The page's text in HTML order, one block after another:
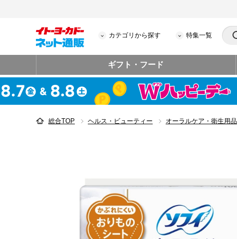
カテゴリから探す 特集一覧
ギフト・フード
総合TOP ヘルス・ビューティー オーラルケア・衛生用品